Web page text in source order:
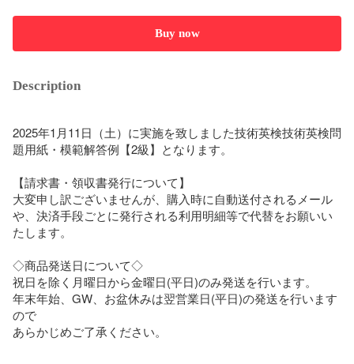
Buy now
Description
2025年1月11日（土）に実施を致しました技術英検技術英検問
題用紙・模範解答例【2級】となります。
【請求書・領収書発行について】
大変申し訳ございませんが、購入時に自動送付されるメール
や、決済手段ごとに発行される利用明細等で代替をお願いい
たします。
◇商品発送日について◇
祝日を除く月曜日から金曜日(平日)のみ発送を行います。
年末年始、GW、お盆休みは翌営業日(平日)の発送を行います
ので
あらかじめご了承ください。